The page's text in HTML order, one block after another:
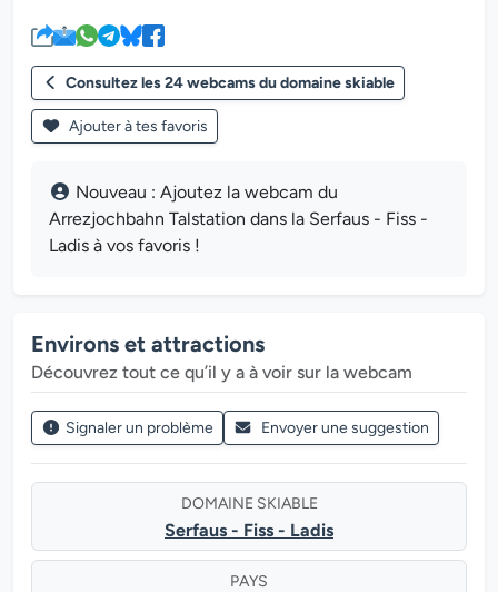
Consultez les 24 webcams du domaine skiable
Ajouter à tes favoris
Nouveau : Ajoutez la webcam du
Arrezjochbahn Talstation dans la Serfaus - Fiss -
Ladis à vos favoris !
Environs et attractions
Découvrez tout ce qu’il y a à voir sur la webcam
Signaler un problème Envoyer une suggestion
DOMAINE SKIABLE
Serfaus - Fiss - Ladis
PAYS